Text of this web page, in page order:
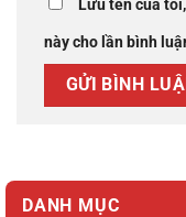
DANH MỤC
Lưu tên của
này cho lần bình